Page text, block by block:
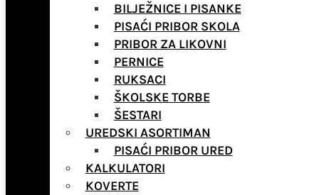
BILJEŽNICE I PISANKE
PISAĆI PRIBOR SKOLA
PRIBOR ZA LIKOVNI
PERNICE
RUKSACI
ŠKOLSKE TORBE
ŠESTARI
UREDSKI ASORTIMAN
PISAĆI PRIBOR URED
KALKULATORI
KOVERTE